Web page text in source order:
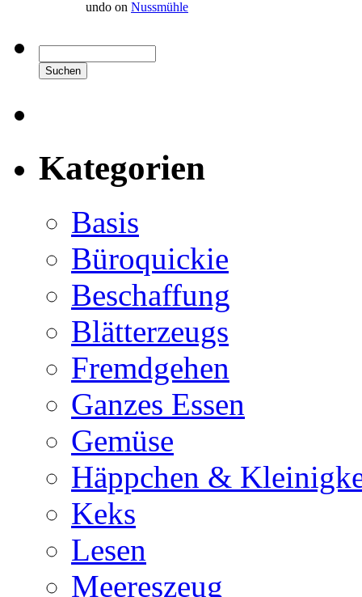
undo on Nussmühle
Kategorien
Basis
Büroquickie
Beschaffung
Blätterzeugs
Fremdgehen
Ganzes Essen
Gemüse
Häppchen &
Keks
Lesen
Meereszeug